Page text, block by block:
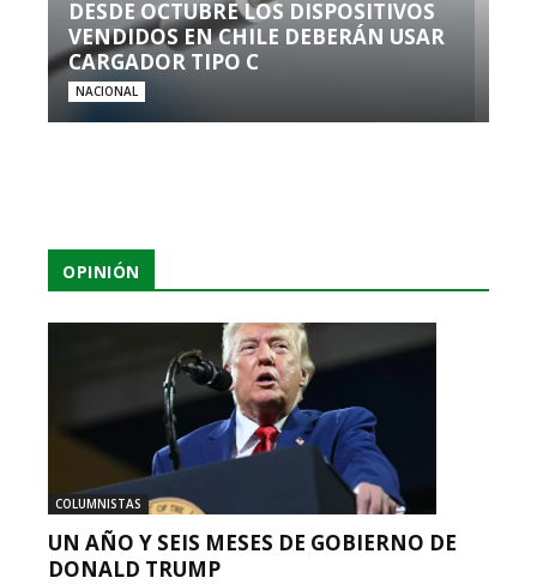
DESDE OCTUBRE LOS DISPOSITIVOS
VENDIDOS EN CHILE DEBERÁN USAR
CARGADOR TIPO C
NACIONAL
OPINIÓN
COLUMNISTAS
UN AÑO Y SEIS MESES DE GOBIERNO DE
DONALD TRUMP